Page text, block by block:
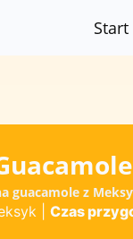
Start
guacamole z
Czas